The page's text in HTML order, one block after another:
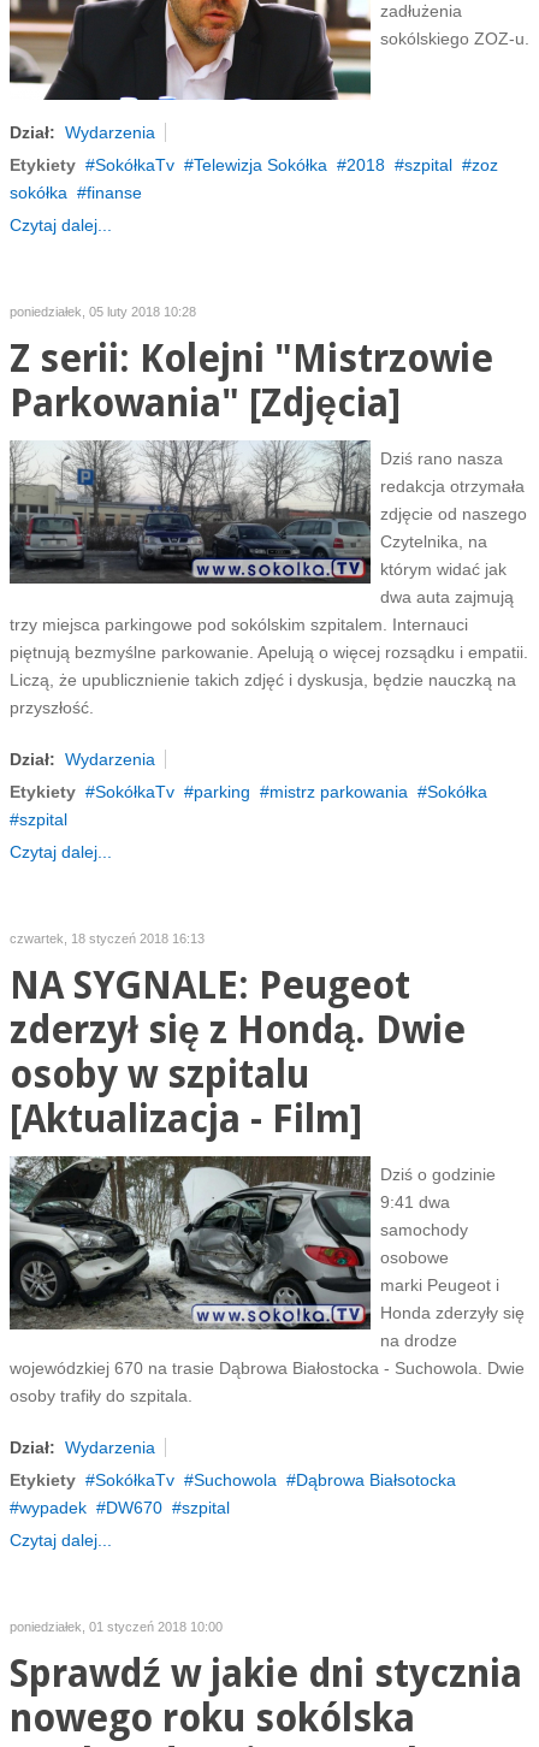
zadłużenia
sokólskiego ZOZ-u.
Dział: Wydarzenia
Etykiety
SokółkaTv Telewizja Sokółka 2018 szpital
zoz
sokółka
finanse
Czytaj dalej...
poniedziałek, 05 luty 2018 10:28
Z serii: Kolejni "Mistrzowie
Parkowania" [Zdjęcia]
Dziś rano nasza
redakcja otrzymała
zdjęcie od naszego
Czytelnika, na
którym widać jak
dwa auta zajmują
trzy miejsca parkingowe pod sokólskim szpitalem. Internauci
piętnują bezmyślne parkowanie. Apelują o więcej rozsądku i empatii.
Liczą, że upublicznienie takich zdjęć i dyskusja, będzie nauczką na
przyszłość.
Dział: Wydarzenia
Etykiety
SokółkaTv parking mistrz parkowania
Sokółka
szpital
Czytaj dalej...
czwartek, 18 styczeń 2018 16:13
NA SYGNALE: Peugeot
zderzył się z Hondą. Dwie
osoby w szpitalu
[Aktualizacja - Film]
Dziś o godzinie
9:41 dwa
samochody
osobowe
marki Peugeot i
Honda zderzyły się
na drodze
wojewódzkiej 670 na trasie Dąbrowa Białostocka - Suchowola. Dwie
osoby trafiły do szpitala.
Dział: Wydarzenia
Etykiety
SokółkaTv Suchowola
Dąbrowa Białsotocka
wypadek
DW670
szpital
Czytaj dalej...
poniedziałek, 01 styczeń 2018 10:00
Sprawdź w jakie dni stycznia
nowego roku sokólska